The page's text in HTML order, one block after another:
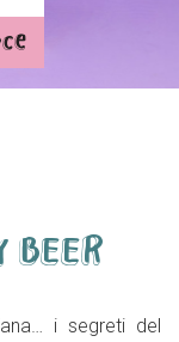
BEER
i segreti del